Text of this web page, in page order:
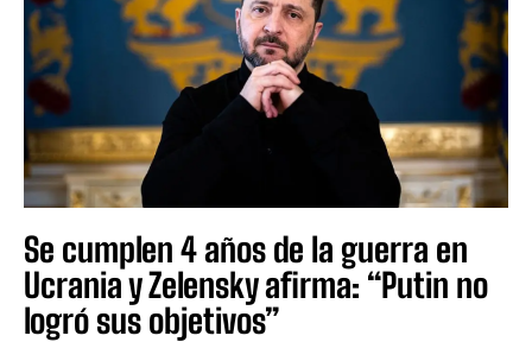
Se cumplen 4 años de la guerra en
Ucrania y Zelensky afirma: “Putin no
logró sus objetivos”